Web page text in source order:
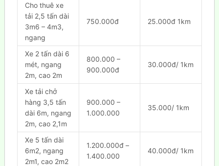
Cho thuê xe
tải 2,5 tấn dài
3m6 – 4m3,
ngang
750.000đ 25.000đ 1km
Xe 2 tấn dài 6
mét, ngang
2m, cao 2m
800.000 –
900.000đ
30.000đ/ 1km
Xe tải chở
hàng 3,5 tấn
dài 6m, ngang
2m, cao 2,1m
900.000 –
1.000.000
35.000/ 1km
Xe 5 tấn dài
6m2, ngang
2m1, cao 2m2
1.200.000đ –
1.400.000
40.000đ/ 1km